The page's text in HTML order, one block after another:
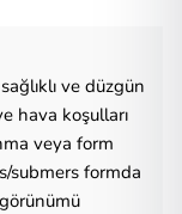
ve düzgün
hava koşulları
veya form
submers formda